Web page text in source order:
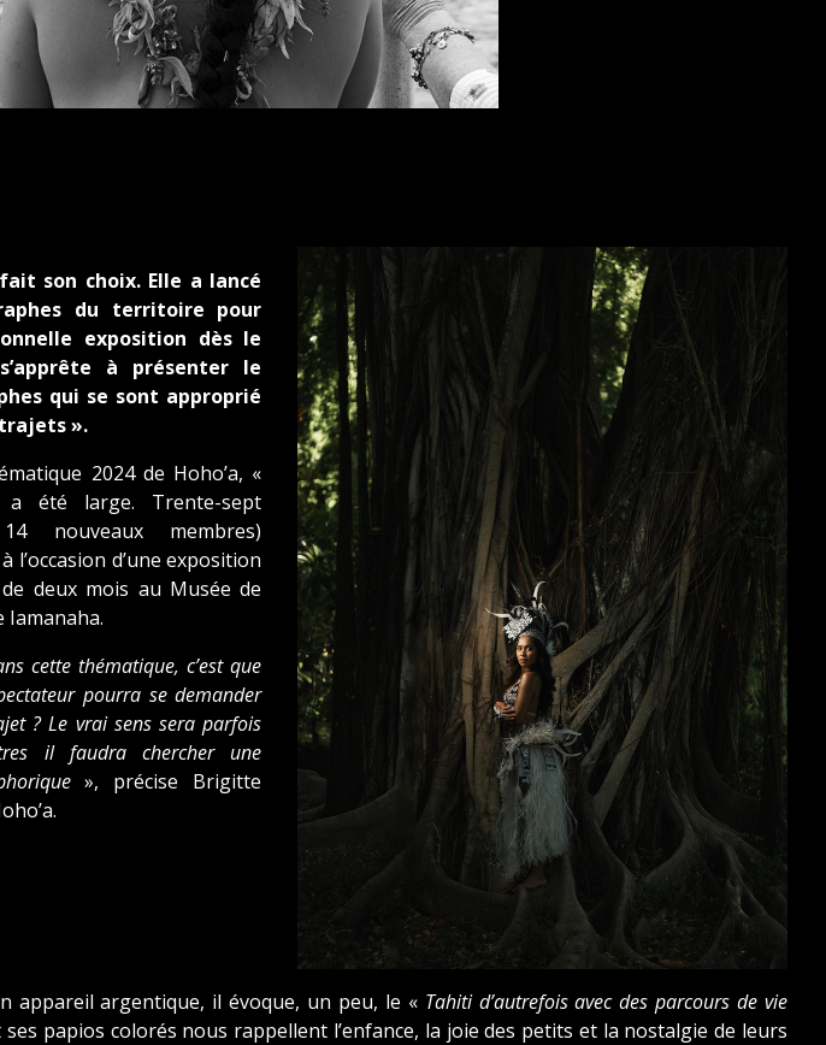
fait son choix. Elle a lancé
du territoire pour
exposition dès le
à présenter le
qui se sont approprié
».
2024 de Hoho’a, «
été large. Trente-sept
nouveaux membres)
l’occasion d’une exposition
deux mois au Musée de
Iamanaha.
cette thématique, c’est que
pourra se demander
? Le vrai sens sera parfois
il faudra chercher une
», précise Brigitte
appareil argentique, il évoque, un peu, le « Tahiti d’autrefois avec des parcours de vie
papios colorés nous rappellent l’enfance, la joie des petits et la nostalgie de leurs